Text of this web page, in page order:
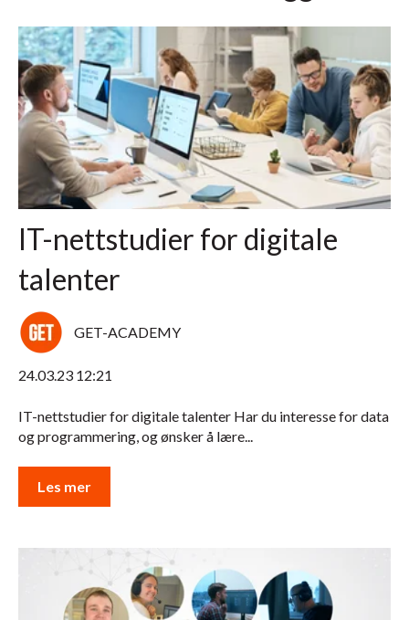
IT-nettstudier for digitale
talenter
GET-ACADEMY
24.03.23 12:21
IT-nettstudier for digitale talenter Har du interesse for data
og programmering, og ønsker å lære...
Les mer